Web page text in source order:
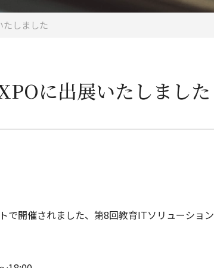
たしました
に出展いたしました
で開催されました、第8回教育ITソリューション